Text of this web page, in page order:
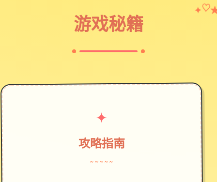
游戏秘籍
✦♡
✦
攻略指南
~~~~~